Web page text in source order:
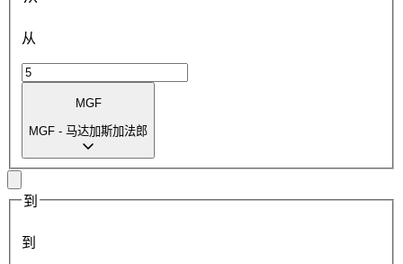
从
MGF
MGF - 马达加斯加法郎
到
到